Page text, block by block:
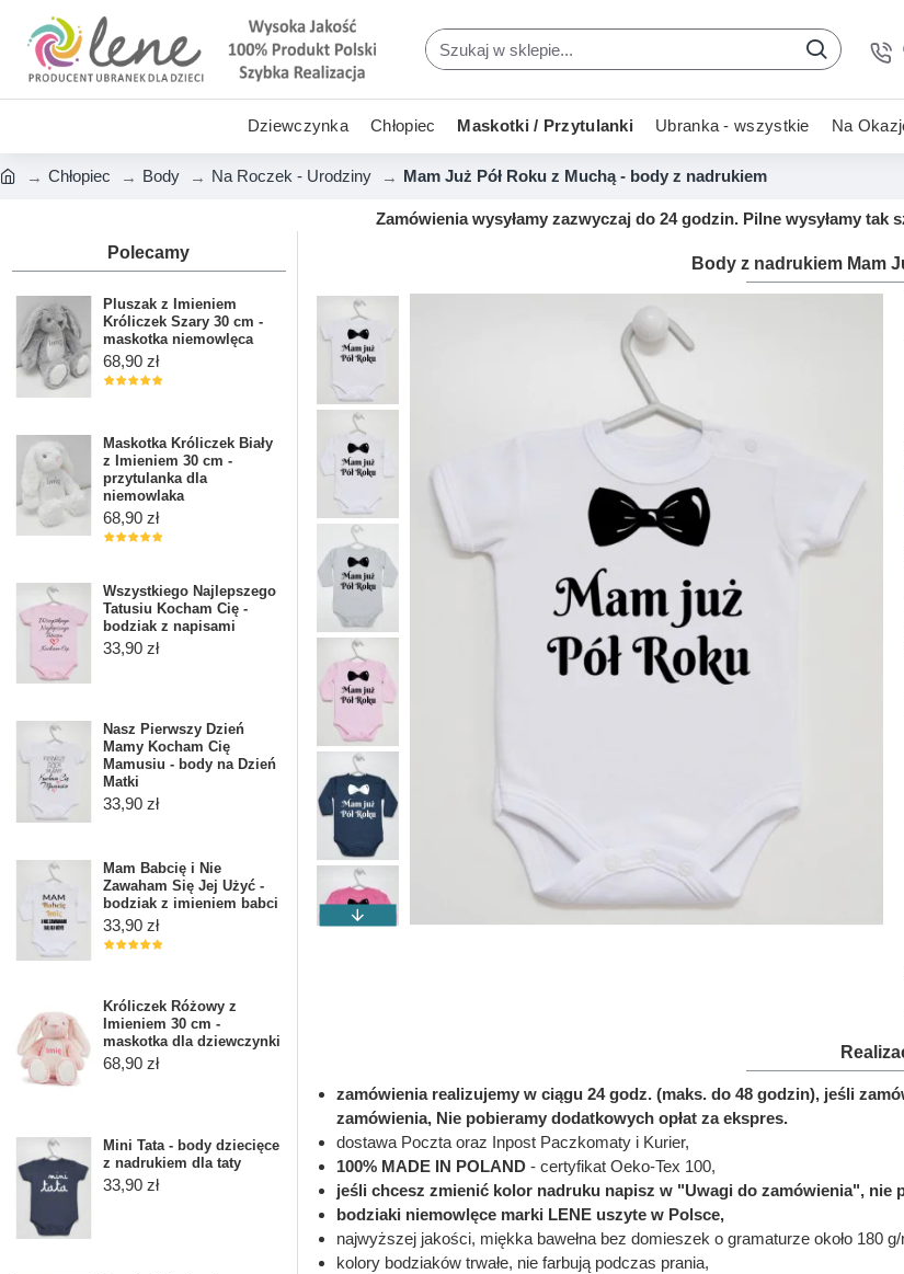
Dziewczynka Chłopiec Maskotki / Przytulanki Ubranka - wszystkie Na
Chłopiec Body Na Roczek - Urodziny Mam Już Pół Roku z Muchą - body z nadrukiem
Zamówienia wysyłamy zazwyczaj do 24 godzin. Pilne wysyłamy tak
Polecamy
Pluszak z Imieniem
Króliczek Szary 30 cm -
maskotka niemowlęca
68,90 zł
Maskotka Króliczek Biały
z Imieniem 30 cm -
przytulanka dla
niemowlaka
68,90 zł
Wszystkiego Najlepszego
Tatusiu Kocham Cię -
bodziak z napisami
33,90 zł
Nasz Pierwszy Dzień
Mamy Kocham Cię
Mamusiu - body na Dzień
Matki
33,90 zł
Mam Babcię i Nie
Zawaham Się Jej Użyć -
bodziak z imieniem babci
33,90 zł
Króliczek Różowy z
Imieniem 30 cm -
maskotka dla dziewczynki
68,90 zł
Mini Tata - body dziecięce
z nadrukiem dla taty
33,90 zł
Body z nadrukiem Mam
zamówienia realizujemy w ciągu 24 godz. (maks. do 48 godzin), jeśli
zamówienia, Nie pobieramy dodatkowych opłat za ekspres.
dostawa Poczta oraz Inpost Paczkomaty i Kurier,
100% MADE IN POLAND - certyfikat Oeko-Tex 100,
jeśli chcesz zmienić kolor nadruku napisz w "Uwagi do zamówienia", nie
bodziaki niemowlęce marki LENE uszyte w Polsce,
najwyższej jakości, miękka bawełna bez domieszek o gramaturze około 180
kolory bodziaków trwałe, nie farbują podczas prania,